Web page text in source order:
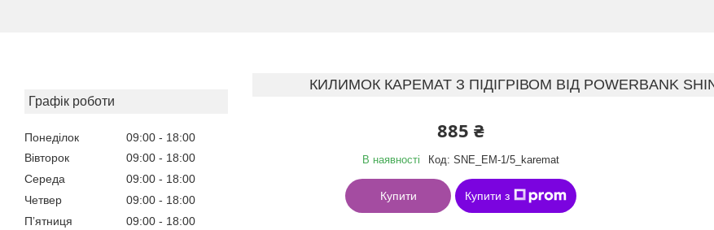
Графік роботи
Понеділок 09:00
18:00
Вівторок
09:00
18:00
Середа
09:00
18:00
Четвер
09:00
18:00
Пʼятниця
09:00
18:00
КИЛИМОК КАРЕМАТ З ПІДІГРІВОМ ВІД POWERBANK
885 ₴
В наявності Код: SNE_ЕМ-1/5_karemat
Купити Купити з